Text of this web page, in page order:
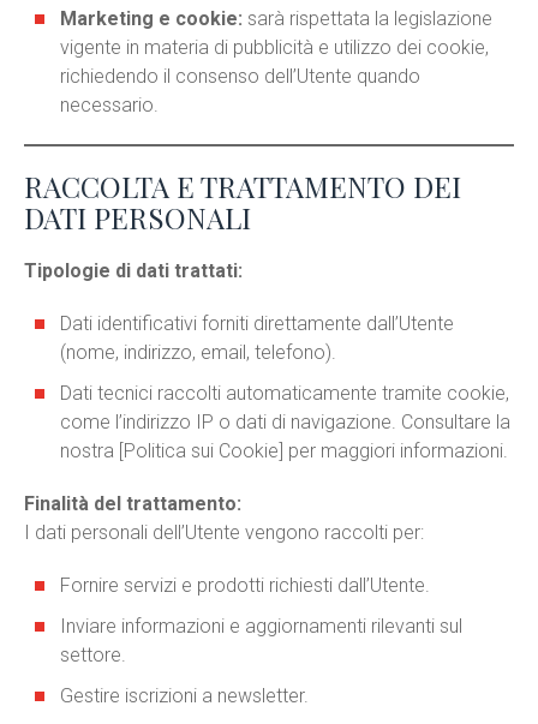
Marketing e cookie: sarà rispettata la legislazione
vigente in materia di pubblicità e utilizzo dei cookie,
richiedendo il consenso dell’Utente quando
necessario.
RACCOLTA E TRATTAMENTO DEI
DATI PERSONALI
Tipologie di dati trattati:
Dati identificativi forniti direttamente dall’Utente
(nome, indirizzo, email, telefono).
Dati tecnici raccolti automaticamente tramite cookie,
come l’indirizzo IP o dati di navigazione. Consultare la
nostra [Politica sui Cookie] per maggiori informazioni.
Finalità del trattamento:
I dati personali dell’Utente vengono raccolti per:
Fornire servizi e prodotti richiesti dall’Utente.
Inviare informazioni e aggiornamenti rilevanti sul
settore.
Gestire iscrizioni a newsletter.